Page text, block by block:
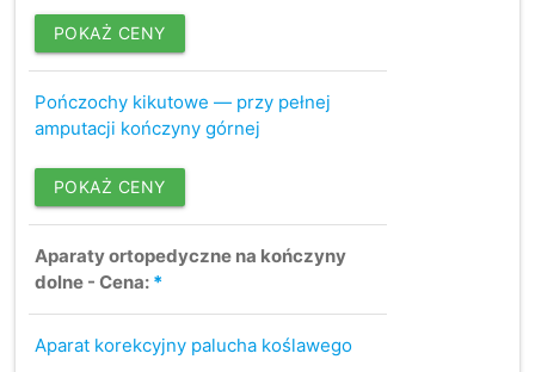
POKAŻ CENY
Pończochy kikutowe — przy pełnej
amputacji kończyny górnej
POKAŻ CENY
Aparaty ortopedyczne na kończyny
dolne - Cena: *
Aparat korekcyjny palucha koślawego